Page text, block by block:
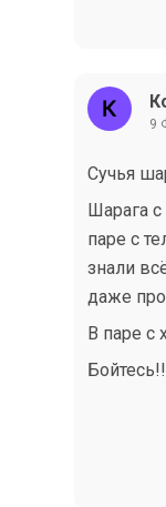
9
Сучья
Шарага
паре с
знали
даже
В паре с